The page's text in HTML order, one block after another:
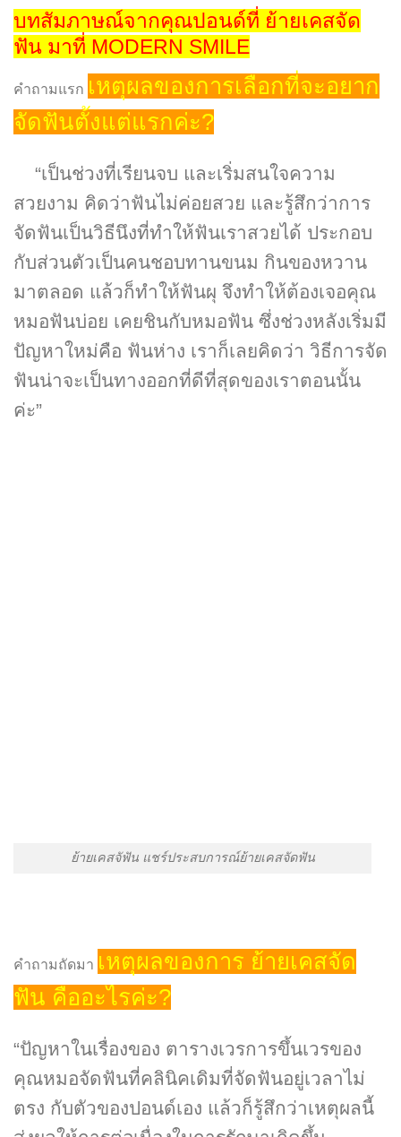
บทสัมภาษณ์จากคุณปอนด์ที่ ย้ายเคสจัด
ฟัน มาที่ MODERN SMILE
คำถามแรก เหตุผลของการเลือกที่จะอยาก
จัดฟันตั้งแต่แรกค่ะ?
“เป็นช่วงที่เรียนจบ และเริ่มสนใจความ
สวยงาม คิดว่าฟันไม่ค่อยสวย และรู้สึกว่าการ
จัดฟันเป็นวิธีนึงที่ทำให้ฟันเราสวยได้ ประกอบ
กับส่วนตัวเป็นคนชอบทานขนม กินของหวาน
มาตลอด แล้วก็ทำให้ฟันผุ จึงทำให้ต้องเจอคุณ
หมอฟันบ่อย เคยชินกับหมอฟัน ซึ่งช่วงหลังเริ่มมี
ปัญหาใหม่คือ ฟันห่าง เราก็เลยคิดว่า วิธีการจัด
ฟันน่าจะเป็นทางออกที่ดีที่สุดของเราตอนนั้น
ค่ะ”
ย้ายเคสจัฟัน แชร์ประสบการณ์ย้ายเคสจัดฟัน
คำถามถัดมา เหตุผลของการ ย้ายเคสจัด
ฟัน คืออะไรค่ะ?
“ปัญหาในเรื่องของ ตารางเวรการขึ้นเวรของ
คุณหมอจัดฟันที่คลินิคเดิมที่จัดฟันอยู่เวลาไม่
ตรง กับตัวของปอนด์เอง แล้วก็รู้สึกว่าเหตุผลนี้